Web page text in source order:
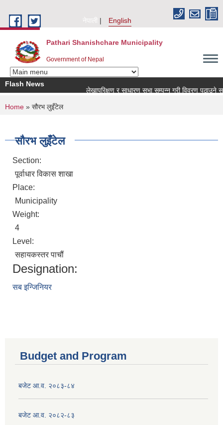
नेपाली
English
Pathari Shanishchare Municipality
Government of Nepal
Flash News
लेखापरिक्षण र साधारण सभा सम्पन्न गरी विवरण पठाउने
You are here
Home » सौरभ लुइँटेल
सौरभ लुइँटेल
Section:
पूर्वाधार विकास शाखा
Place:
Municipality
Weight:
4
Level:
सहायकस्तर पाचौं
Designation:
सब इन्जिनियर
Budget and Program
बजेट आ.व. २०८३-८४
बजेट आ.व. २०८२-८३